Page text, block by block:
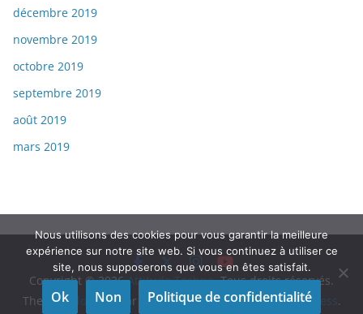
décembre 2019
novembre 2019
octobre 2019
septembre 2019
août 2019
mars 2019
Copyright © 2026Attitude Techno. Tous droits réservés.
ThemeColorMagpar ThemeGrill. Propulsé parWordPress.
Nous utilisons des cookies pour vous garantir la meilleure
expérience sur notre site web. Si vous continuez à utiliser ce
site, nous supposerons que vous en êtes satisfait.
Ok Non Politique de confidentialité